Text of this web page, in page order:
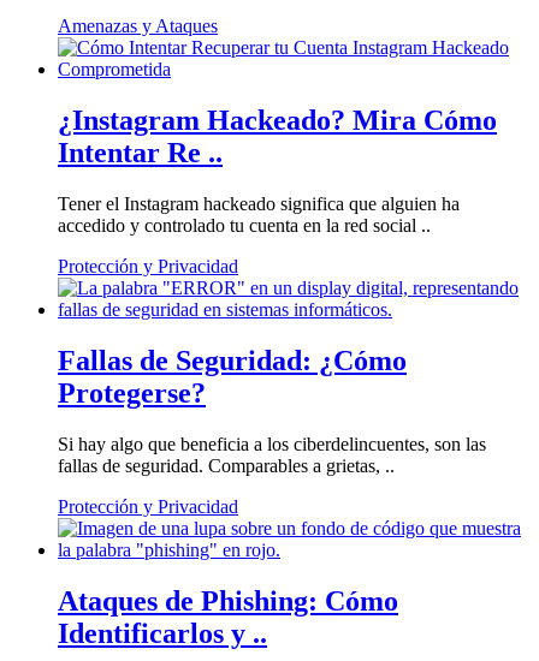
Amenazas y Ataques
¿Instagram Hackeado? Mira Cómo
Intentar Re ..
Tener el Instagram hackeado significa que alguien ha
accedido y controlado tu cuenta en la red social ..
Protección y Privacidad
Fallas de Seguridad: ¿Cómo
Protegerse?
Si hay algo que beneficia a los ciberdelincuentes, son las
fallas de seguridad. Comparables a grietas, ..
Protección y Privacidad
Ataques de Phishing: Cómo
Identificarlos y ..